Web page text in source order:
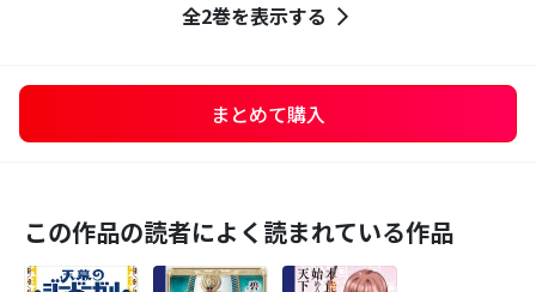
全2巻を表示する
まとめて購入
この作品の読者によく読まれている作品